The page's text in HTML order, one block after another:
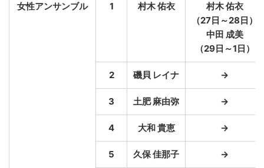
女性アンサンブル 1 村木 佑衣
村木 佑衣
（27日～28日）
中田 成美
（29日～1日）
2 磯貝 レイナ →
3 土肥 麻由弥 →
4 大和 貴恵 →
5 久保 佳那子 →